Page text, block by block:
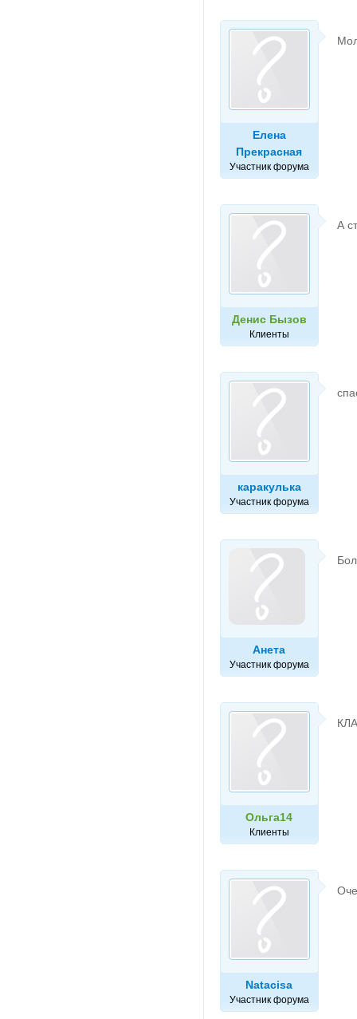
Елена
Прекрасная
Участник форума
Денис Бызов
Клиенты
А
каракулька
Участник форума
Анета
Участник форума
Ольга14
Клиенты
Natacisa
Участник форума